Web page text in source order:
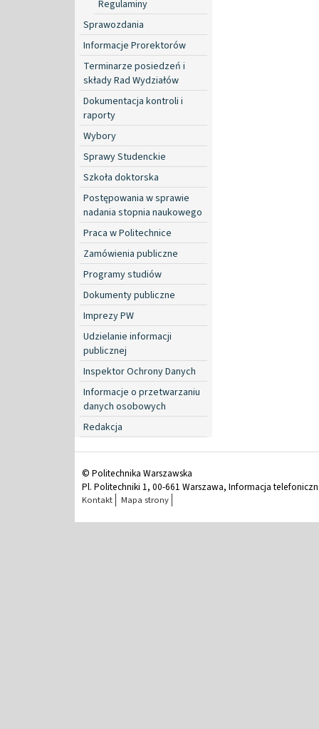
Regulaminy
Sprawozdania
Informacje Prorektorów
Terminarze posiedzeń i
składy Rad Wydziałów
Dokumentacja kontroli i
raporty
Wybory
Sprawy Studenckie
Szkoła doktorska
Postępowania w sprawie
nadania stopnia naukowego
Praca w Politechnice
Zamówienia publiczne
Programy studiów
Dokumenty publiczne
Imprezy PW
Udzielanie informacji
publicznej
Inspektor Ochrony Danych
Informacje o przetwarzaniu
danych osobowych
Redakcja
© Politechnika Warszawska
Pl. Politechniki 1, 00-661 Warszawa, Informacja
Kontakt Mapa strony